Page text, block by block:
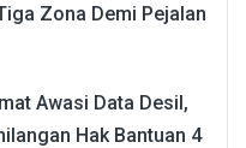
Zona Demi Pejalan
Awasi Data Desil,
Hak Bantuan 4